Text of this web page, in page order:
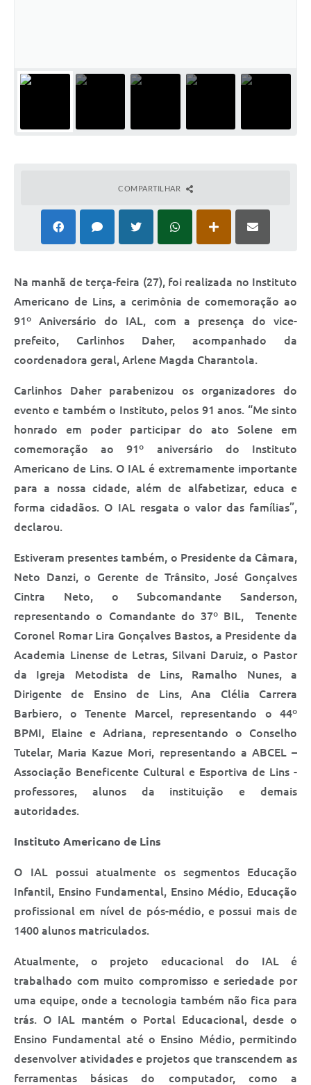
Junta Militar
Educação
Meio Ambiente
Saúde
A Prefeitura
Tributos
COMPARTILHAR
Na manhã de terça-feira (27), foi realizada no Instituto
Americano de Lins, a cerimônia de comemoração ao
91º Aniversário do IAL, com a presença do vice-
prefeito, Carlinhos Daher, acompanhado da
coordenadora geral, Arlene Magda Charantola.
Carlinhos Daher parabenizou os organizadores do
evento e também o Instituto, pelos 91 anos. “Me sinto
honrado em poder participar do ato Solene em
comemoração ao 91º aniversário do Instituto
Americano de Lins. O IAL é extremamente importante
para a nossa cidade, além de alfabetizar, educa e
forma cidadãos. O IAL resgata o valor das famílias”,
declarou.
Estiveram presentes também, o Presidente da Câmara,
Neto Danzi, o Gerente de Trânsito, José Gonçalves
Cintra Neto, o Subcomandante Sanderson,
representando o Comandante do 37º BIL, Tenente
Coronel Romar Lira Gonçalves Bastos, a Presidente da
Academia Linense de Letras, Silvani Daruiz, o Pastor
da Igreja Metodista de Lins, Ramalho Nunes, a
Dirigente de Ensino de Lins, Ana Clélia Carrera
Barbiero, o Tenente Marcel, representando o 44º
BPMI, Elaine e Adriana, representando o Conselho
Tutelar, Maria Kazue Mori, representando a ABCEL –
Associação Beneficente Cultural e Esportiva de Lins -
professores, alunos da instituição e demais
autoridades.
Instituto Americano de Lins
O IAL possui atualmente os segmentos Educação
Infantil, Ensino Fundamental, Ensino Médio, Educação
profissional em nível de pós-médio, e possui mais de
1400 alunos matriculados.
Atualmente, o projeto educacional do IAL é
trabalhado com muito compromisso e seriedade por
uma equipe, onde a tecnologia também não fica para
trás. O IAL mantém o Portal Educacional, desde o
Ensino Fundamental até o Ensino Médio, permitindo
desenvolver atividades e projetos que transcendem as
ferramentas básicas do computador, como a